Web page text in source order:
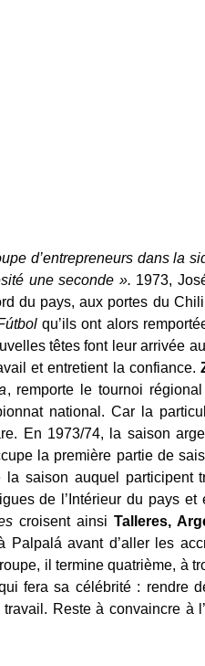
d’entrepreneurs dans la
une seconde ». 1973,
du pays, aux portes du
qu’ils ont alors
têtes font leur arrivée
et entretient la confiance.
, remporte le tournoi
national. Car la
En 1973/74, la saison
la première partie de
saison auquel participent
de l’Intérieur du pays et
croisent ainsiTalleres,
Palpalá avant d’aller les
il termine quatrième, à
fera sa célébrité : rendre
Reste à convaincre à